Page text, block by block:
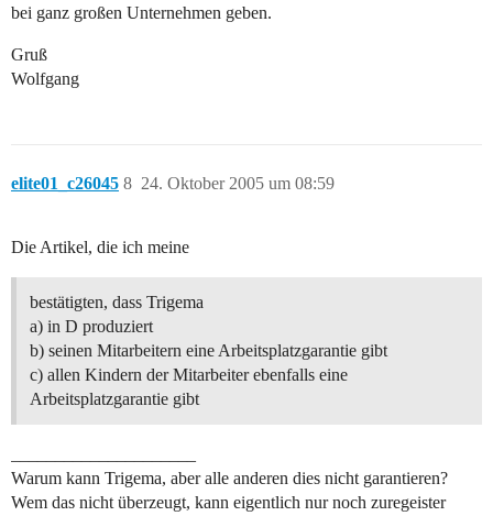
bei ganz großen Unternehmen geben.
Gruß
Wolfgang
elite01_c26045 24. Oktober 2005 um 08:59
8
Die Artikel, die ich meine
bestätigten, dass Trigema
a) in D produziert
b) seinen Mitarbeitern eine Arbeitsplatzgarantie gibt
c) allen Kindern der Mitarbeiter ebenfalls eine
Arbeitsplatzgarantie gibt
Warum kann Trigema, aber alle anderen dies nicht garantieren?
Wem das nicht überzeugt, kann eigentlich nur noch zuregeister